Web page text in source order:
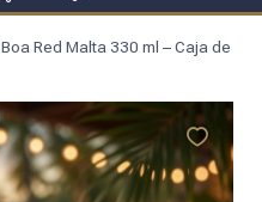
Boa Red Malta 330 ml – Caja de